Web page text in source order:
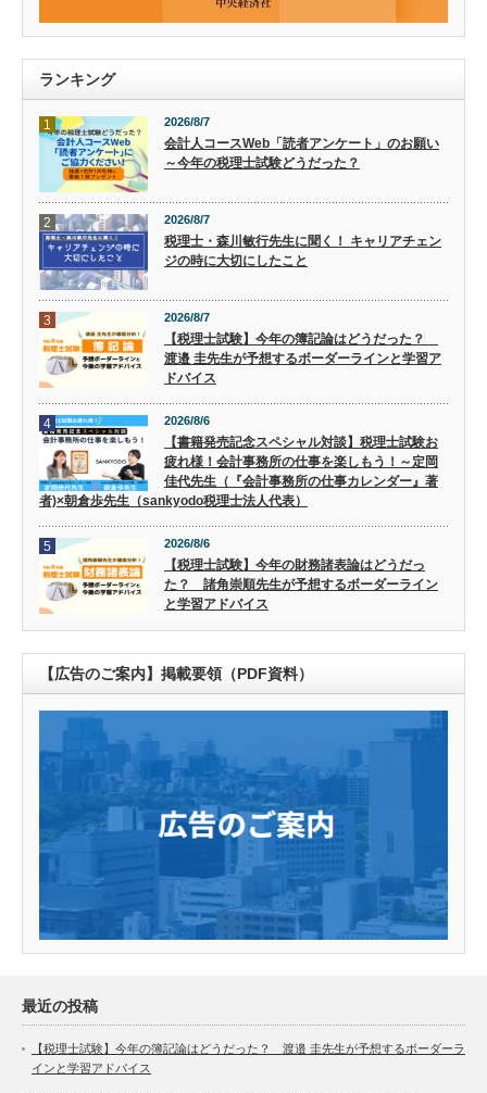
ランキング
1 2026/8/7
会計人コースWeb「読者アンケート」のお願い
～今年の税理士試験どうだった？
2 2026/8/7
税理士・森川敏行先生に聞く！ キャリアチェン
ジの時に大切にしたこと
3 2026/8/7
【税理士試験】今年の簿記論はどうだった？
渡邉 圭先生が予想するボーダーラインと学習ア
ドバイス
4 2026/8/6
【書籍発売記念スペシャル対談】税理士試験お
疲れ様！会計事務所の仕事を楽しもう！～定岡
佳代先生（『会計事務所の仕事カレンダー』著
者)×朝倉歩先生（sankyodo税理士法人代表）
5 2026/8/6
【税理士試験】今年の財務諸表論はどうだっ
た？ 諸角崇順先生が予想するボーダーライン
と学習アドバイス
【広告のご案内】掲載要領（PDF資料）
最近の投稿
【税理士試験】今年の簿記論はどうだった？ 渡邉 圭先生が予想するボーダーラ
インと学習アドバイス